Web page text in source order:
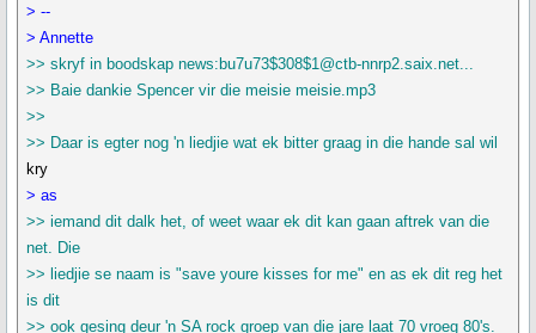
> --
> Annette
>> skryf in boodskap news:bu7u73$308$1@ctb-nnrp2.saix.net...
>> Baie dankie Spencer vir die meisie meisie.mp3
>>
>> Daar is egter nog 'n liedjie wat ek bitter graag in die hande sal wil
kry
> as
>> iemand dit dalk het, of weet waar ek dit kan gaan aftrek van die
net. Die
>> liedjie se naam is "save youre kisses for me" en as ek dit reg het
is dit
>> ook gesing deur 'n SA rock groep van die jare laat 70 vroeg 80's.